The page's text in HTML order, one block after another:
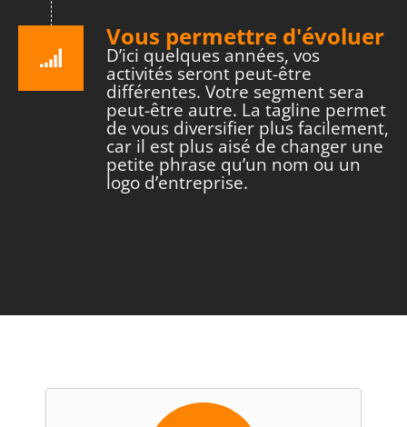
Vous permettre d'évoluer
D’ici quelques années, vos
activités seront peut-être
différentes. Votre segment sera
peut-être autre. La tagline permet
de vous diversifier plus facilement,
car il est plus aisé de changer une
petite phrase qu’un nom ou un
logo d’entreprise.